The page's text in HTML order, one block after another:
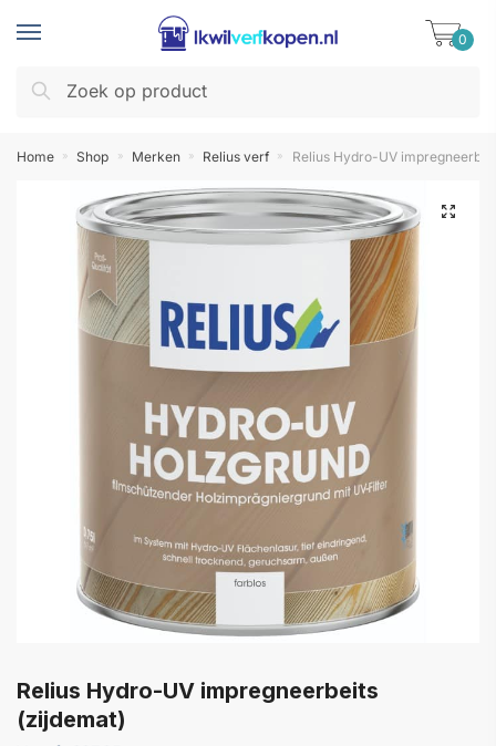
Zoeken
naar:
Zoeken
0
Home » Shop » Merken » Relius verf » Relius Hydro-UV
Relius Hydro-UV impregneerbeits
(zijdemat)